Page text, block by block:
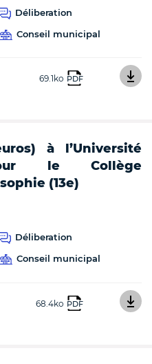
Déliberation
Conseil municipal
69.1ko PDF
à l’Université
le Collège
(13e)
Déliberation
Conseil municipal
68.4ko PDF